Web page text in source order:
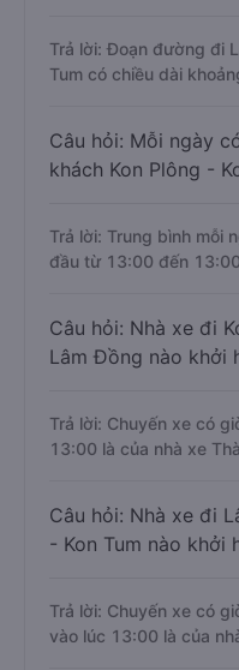
Trả lời: Đoạn đường đi
Tum có chiều dài
Câu hỏi: Mỗi ngày
khách Kon Plông -
Trả lời: Trung bình mỗi
đầu từ 13:00 đến
Câu hỏi: Nhà xe đi
Lâm Đồng nào khởi
Trả lời: Chuyến xe có
13:00 là của nhà xe
Câu hỏi: Nhà xe đi
- Kon Tum nào khởi
Trả lời: Chuyến xe có
vào lúc 13:00 là của